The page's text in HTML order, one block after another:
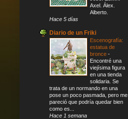
Axel. Álex.
Alberto.
Hace 5 días
Diario de un Friki
Escenografía:
estatua de
bronce -
Encontré una
viejísima figura
en una tienda
solidaria. Se
trata de un normando en una
pose un poco pasmada, pero me
pareció que podría quedar bien
como es...
Hace 1 semana